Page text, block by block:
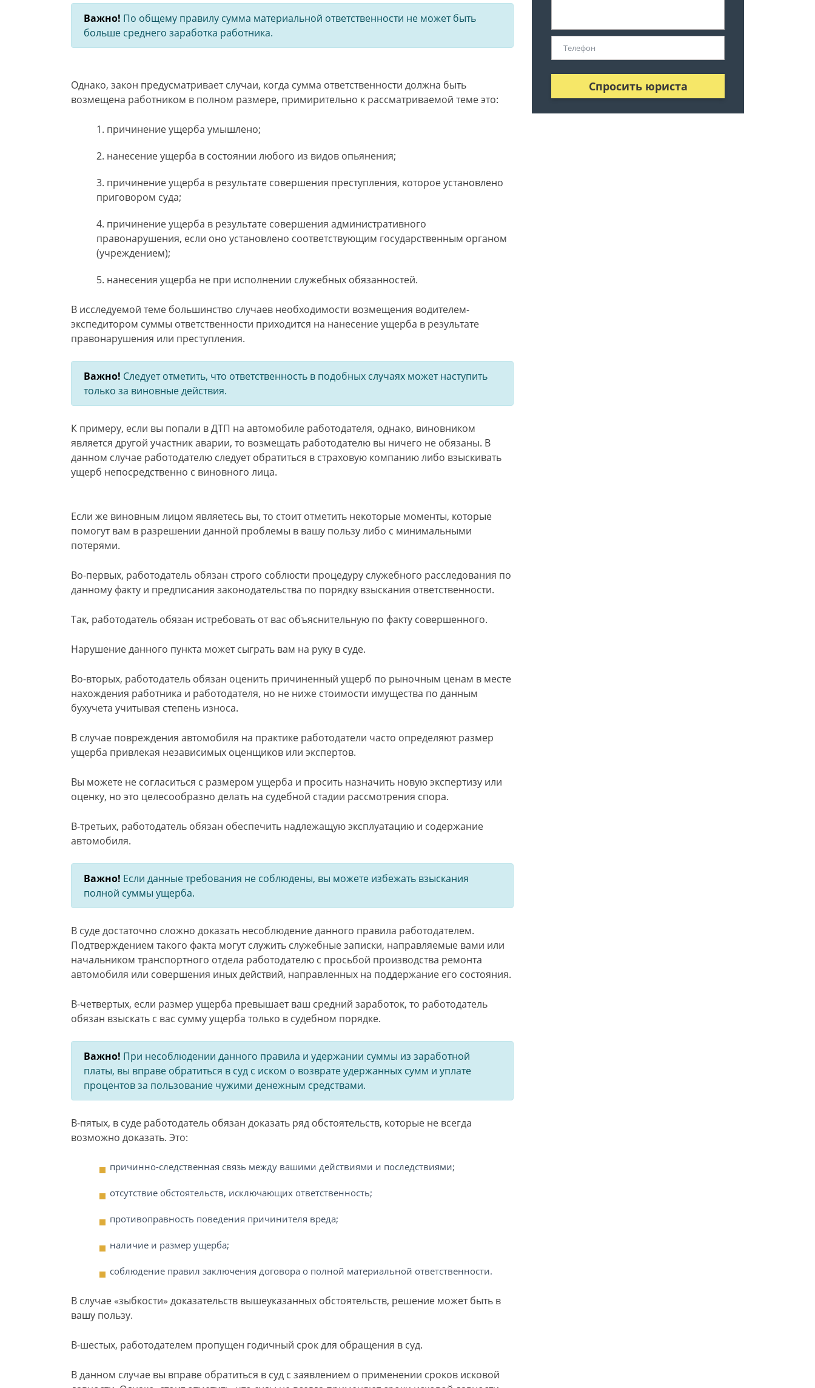
Важно! По общему правилу сумма материальной ответственности не может быть
больше среднего заработка работника.
Однако, закон предусматривает случаи, когда сумма ответственности должна быть
возмещена работником в полном размере, примирительно к рассматриваемой теме это:
причинение ущерба умышлено;
нанесение ущерба в состоянии любого из видов опьянения;
причинение ущерба в результате совершения преступления, которое установлено
приговором суда;
причинение ущерба в результате совершения административного
правонарушения, если оно установлено соответствующим государственным органом
(учреждением);
нанесения ущерба не при исполнении служебных обязанностей.
В исследуемой теме большинство случаев необходимости возмещения водителем-
экспедитором суммы ответственности приходится на нанесение ущерба в результате
правонарушения или преступления.
Важно! Следует отметить, что ответственность в подобных случаях может наступить
только за виновные действия.
К примеру, если вы попали в ДТП на автомобиле работодателя, однако, виновником
является другой участник аварии, то возмещать работодателю вы ничего не обязаны. В
данном случае работодателю следует обратиться в страховую компанию либо взыскивать
ущерб непосредственно с виновного лица.
Если же виновным лицом являетесь вы, то стоит отметить некоторые моменты, которые
помогут вам в разрешении данной проблемы в вашу пользу либо с минимальными
потерями.
Во-первых, работодатель обязан строго соблюсти процедуру служебного расследования по
данному факту и предписания законодательства по порядку взыскания ответственности.
Так, работодатель обязан истребовать от вас объяснительную по факту совершенного.
Нарушение данного пункта может сыграть вам на руку в суде.
Во-вторых, работодатель обязан оценить причиненный ущерб по рыночным ценам в месте
нахождения работника и работодателя, но не ниже стоимости имущества по данным
бухучета учитывая степень износа.
В случае повреждения автомобиля на практике работодатели часто определяют размер
ущерба привлекая независимых оценщиков или экспертов.
Вы можете не согласиться с размером ущерба и просить назначить новую экспертизу или
оценку, но это целесообразно делать на судебной стадии рассмотрения спора.
В-третьих, работодатель обязан обеспечить надлежащую эксплуатацию и содержание
автомобиля.
Важно! Если данные требования не соблюдены, вы можете избежать взыскания
полной суммы ущерба.
В суде достаточно сложно доказать несоблюдение данного правила работодателем.
Подтверждением такого факта могут служить служебные записки, направляемые вами или
начальником транспортного отдела работодателю с просьбой производства ремонта
автомобиля или совершения иных действий, направленных на поддержание его состояния.
В-четвертых, если размер ущерба превышает ваш средний заработок, то работодатель
обязан взыскать с вас сумму ущерба только в судебном порядке.
Важно! При несоблюдении данного правила и удержании суммы из заработной
платы, вы вправе обратиться в суд с иском о возврате удержанных сумм и уплате
процентов за пользование чужими денежным средствами.
В-пятых, в суде работодатель обязан доказать ряд обстоятельств, которые не всегда
возможно доказать. Это:
причинно-следственная связь между вашими действиями и последствиями;
отсутствие обстоятельств, исключающих ответственность;
противоправность поведения причинителя вреда;
наличие и размер ущерба;
соблюдение правил заключения договора о полной материальной ответственности.
В случае «зыбкости» доказательств вышеуказанных обстоятельств, решение может быть в
вашу пользу.
В-шестых, работодателем пропущен годичный срок для обращения в суд.
В данном случае вы вправе обратиться в суд с заявлением о применении сроков исковой
Спросить юриста